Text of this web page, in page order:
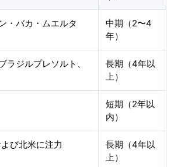
・バカ・ムエルタ
中期（2〜4
年）
ラジルプレソルト、
長期（4年以
上）
短期（2年以
内）
び北米に注力
長期（4年以
上）